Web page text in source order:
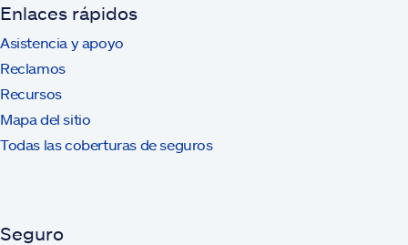
Enlaces rápidos
Asistencia y apoyo
Reclamos
Recursos
Mapa del sitio
Todas las coberturas de seguros
Seguro